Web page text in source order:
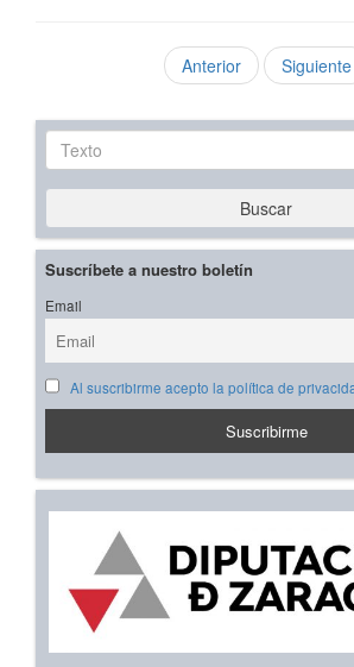
Anterior Siguiente
Texto
Buscar
Suscríbete a nuestro boletín
Email
Al suscribirme acepto la política de